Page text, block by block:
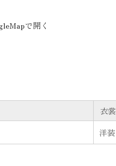
で開く
衣裳
洋装